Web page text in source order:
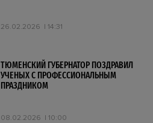
26.02.2026 14:31
ТЮМЕНСКИЙ ГУБЕРНАТОР ПОЗДРАВИЛ
УЧЕНЫХ С ПРОФЕССИОНАЛЬНЫМ
ПРАЗДНИКОМ
08.02.2026 10:00